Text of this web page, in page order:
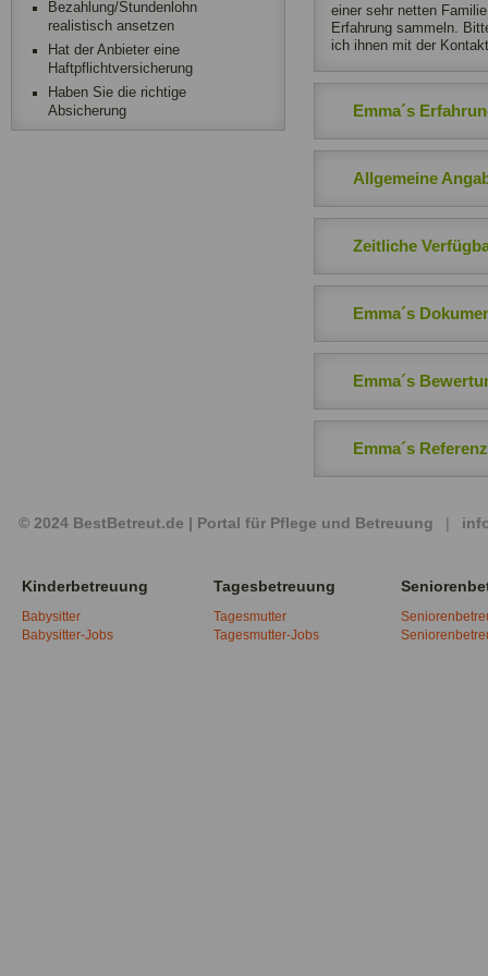
Bezahlung/Stundenlohn
realistisch ansetzen
Hat der Anbieter eine
Haftpflichtversicherung
Haben Sie die richtige
Absicherung
einer sehr netten
Erfahrung sammeln.
ich ihnen mit der
Emma´s
Allgemeine
Zeitliche
Emma´s
Emma´s
Emma´s
© 2024 BestBetreut.de | Portal für Pflege und Betreuung |
Kinderbetreuung
Babysitter
Babysitter-Jobs
Tagesbetreuung
Tagesmutter
Tagesmutter-Jobs